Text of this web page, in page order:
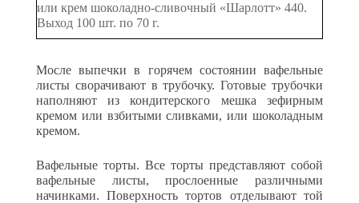
или крем шоколадно-сливочный «Шарлотт» 440.
Выход 100 шт. по 70 г.
Мосле выпечки в горячем состоянии вафельные
листы сворачи­вают в трубочку. Готовые трубочки
наполняют из кондитерского мешка зефирным
кремом или взбитыми сливками, или шоколад­ным
кремом.
Вафельные торты. Все торты представляют собой
вафельные ли­сты, прослоенные различными
начинками. Поверхность тортов от­делывают той